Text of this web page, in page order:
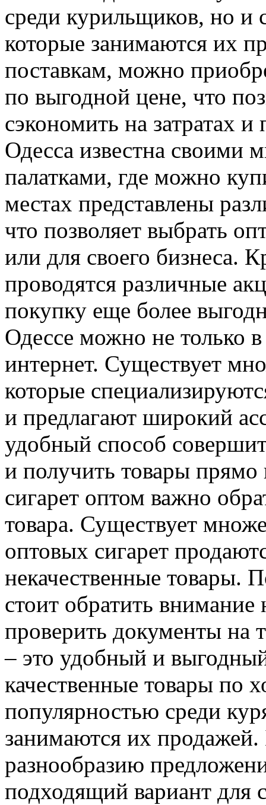
среди курильщиков, но и
которые занимаются их
поставкам, можно
по выгодной цене, что
сэкономить на затратах
Одесса известна своими
палатками, где можно
местах представлены
что позволяет выбрать
или для своего бизнеса.
проводятся различные
покупку еще более
Одессе можно не только
интернет. Существует
которые
и предлагают широкий
удобный способ
и получить товары
сигарет оптом важно
товара. Существует
оптовых сигарет
некачественные товары.
стоит обратить
проверить документы на
– это удобный и
качественные товары по
популярностью среди
занимаются их
разнообразию
подходящий вариант для